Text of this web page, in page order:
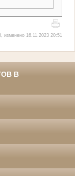
изменено 16.11.2023 20:51
В